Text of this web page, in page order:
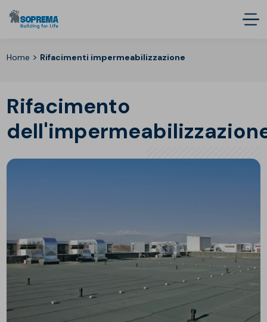
Home > Rifacimenti impermeabilizzazione
Rifacimento